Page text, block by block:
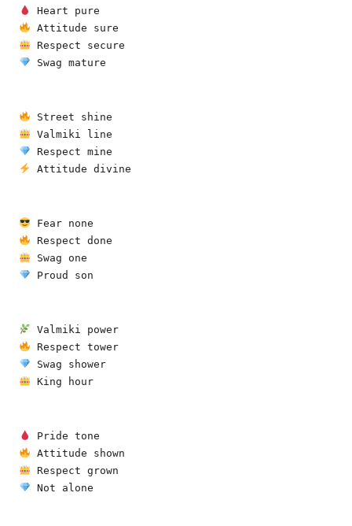
Heart pure
Attitude sure
Respect secure
Swag mature
Street shine
Valmiki line
Respect mine
Attitude divine
Fear none
Respect done
Swag one
Proud son
Valmiki power
Respect tower
Swag shower
King hour
Pride tone
Attitude shown
Respect grown
Not alone